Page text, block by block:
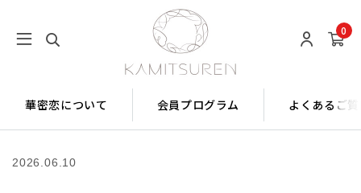
0
華密恋について 会員プログラム よくあるご
2026.06.10